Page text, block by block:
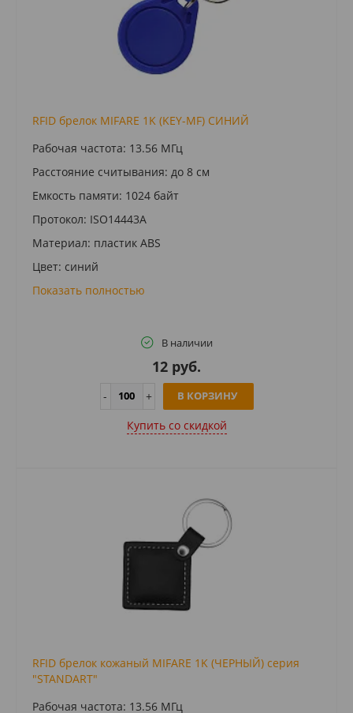
RFID брелок MIFARE 1K (KEY-MF) СИНИЙ
Рабочая частота: 13.56 МГц
Расстояние считывания: до 8 см
Емкость памяти: 1024 байт
Протокол: ISO14443A
Материал: пластик ABS
Цвет: синий
Показать полностью
В наличии
12 руб.
В КОРЗИНУ
Купить cо скидкой
RFID брелок кожаный MIFARE 1K (ЧЕРНЫЙ) серия
"STANDART"
Рабочая частота: 13.56 МГц